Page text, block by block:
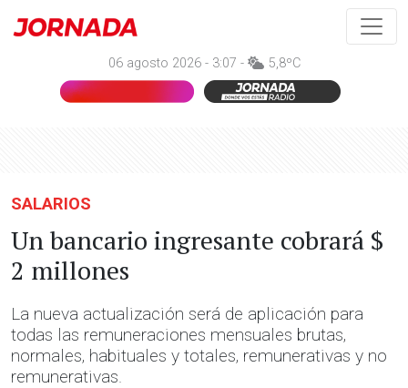
06 agosto 2026 - 3:07 - 5,8ºC
SALARIOS
Un bancario ingresante cobrará $
2 millones
La nueva actualización será de aplicación para
todas las remuneraciones mensuales brutas,
normales, habituales y totales, remunerativas y no
remunerativas.